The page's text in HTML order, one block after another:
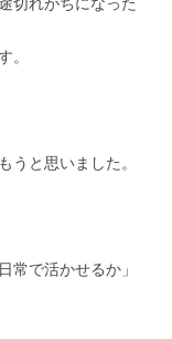
。
うと思いました。
常で活かせるか」